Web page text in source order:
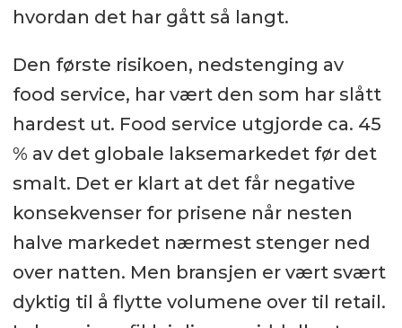
hvordan det har gått så langt.
Den første risikoen, nedstenging av
food service, har vært den som har slått
hardest ut. Food service utgjorde ca. 45
% av det globale laksemarkedet før det
smalt. Det er klart at det får negative
konsekvenser for prisene når nesten
halve markedet nærmest stenger ned
over natten. Men bransjen er vært svært
dyktig til å flytte volumene over til retail.